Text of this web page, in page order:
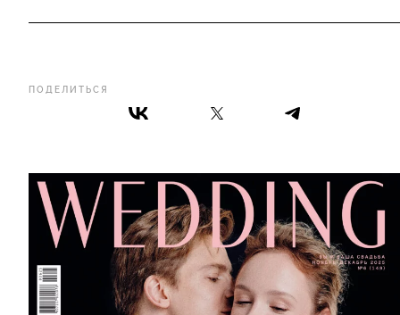
ПОДЕЛИТЬСЯ